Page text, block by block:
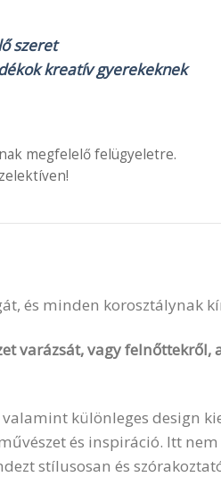
szeret
kreatív gyerekeknek
megfelelő felügyeletre.
és minden korosztálynak
varázsát, vagy felnőttekről,
különleges design
és inspiráció. Itt
stílusosan és